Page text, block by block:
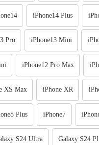
iPhone14 Plus
Pro iPhone13 Mini
iPhone12 Pro Max
XS Max iPhone XR
Plus iPhone7
S24 Ultra Galaxy S24